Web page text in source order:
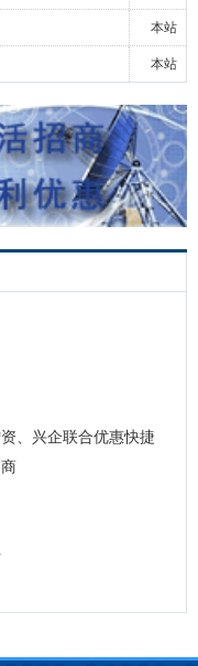
本站
本站
、兴企联合优惠快捷